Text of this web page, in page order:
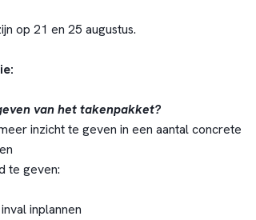
op 21 en 25 augustus.
van het takenpakket?
inzicht te geven in een aantal concrete
te geven:
inplannen